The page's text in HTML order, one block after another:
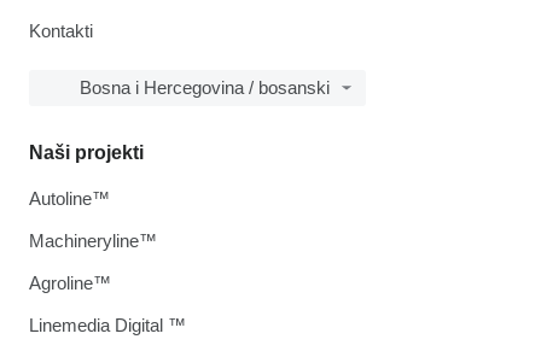
Kontakti
Bosna i Hercegovina / bosanski
Naši projekti
Autoline™
Machineryline™
Agroline™
Linemedia Digital ™